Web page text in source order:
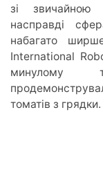
зі звичайною
насправді
набагато
International
минулому
томатів з грядки.